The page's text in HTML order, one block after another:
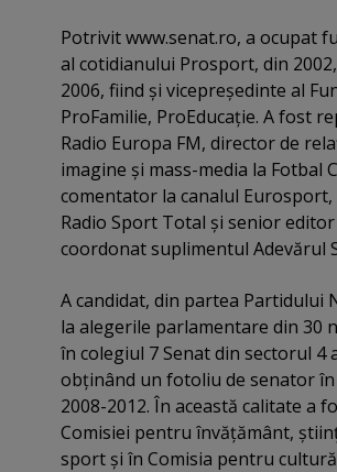
Potrivit www.senat.ro, a ocupat
al cotidianului Prosport, din
2006, fiind şi vicepreşedinte al
ProFamilie, ProEducaţie. A fost
Radio Europa FM, director de
imagine şi mass-media la Fotbal
comentator la canalul
Radio Sport Total şi senior
coordonat suplimentul Adevărul
A candidat, din partea Partidului
la alegerile parlamentare din 30
în colegiul 7 Senat din sectorul 4
obţinând un fotoliu de senator
2008-2012. În această calitate a
Comisiei pentru învăţământ,
sport şi în Comisia pentru